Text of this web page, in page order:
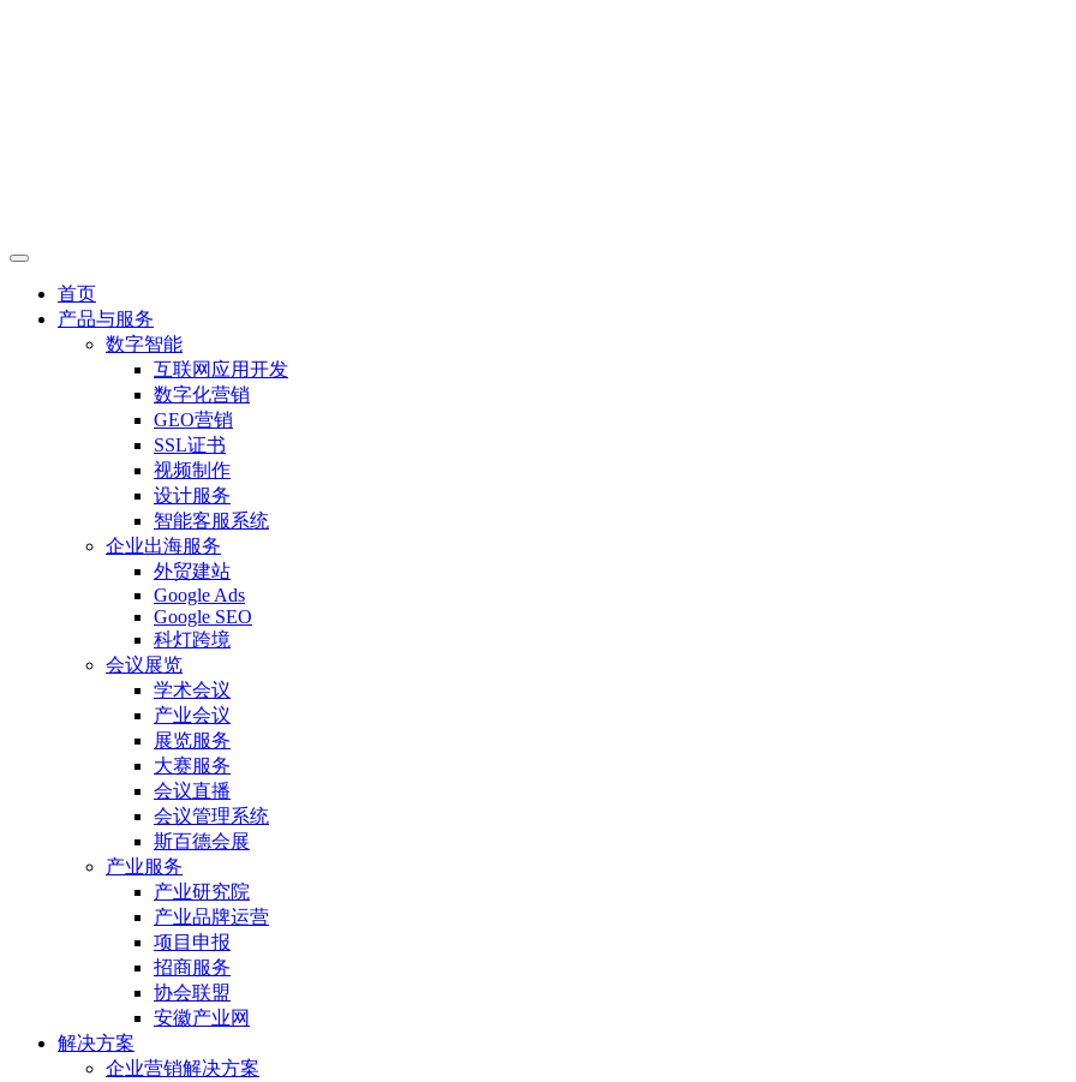
首页
产品与服务
数字智能
互联网应用开发
数字化营销
GEO营销
SSL证书
视频制作
设计服务
智能客服系统
企业出海服务
外贸建站
Google Ads
Google SEO
科灯跨境
会议展览
学术会议
产业会议
展览服务
大赛服务
会议直播
会议管理系统
斯百德会展
产业服务
产业研究院
产业品牌运营
项目申报
招商服务
协会联盟
安徽产业网
解决方案
企业营销解决方案